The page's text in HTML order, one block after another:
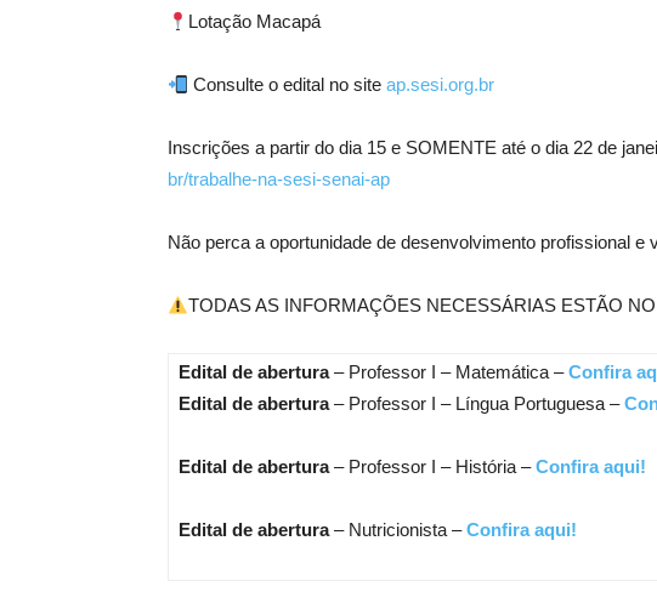
Lotação Macapá
Consulte o edital no siteap.sesi.org.br
Inscrições a partir do dia 15 e SOMENTE até o dia 22 de
br/trabalhe-na-sesi-senai-ap
Não perca a oportunidade de desenvolvimento profissional e
TODAS AS INFORMAÇÕES NECESSÁRIAS ESTÃO
Edital de abertura– Professor I – Matemática – Confira
Edital de abertura– Professor I – Língua Portuguesa –
Edital de abertura– Professor I – História – Confira aqui!
Edital de abertura– Nutricionista – Confira aqui!